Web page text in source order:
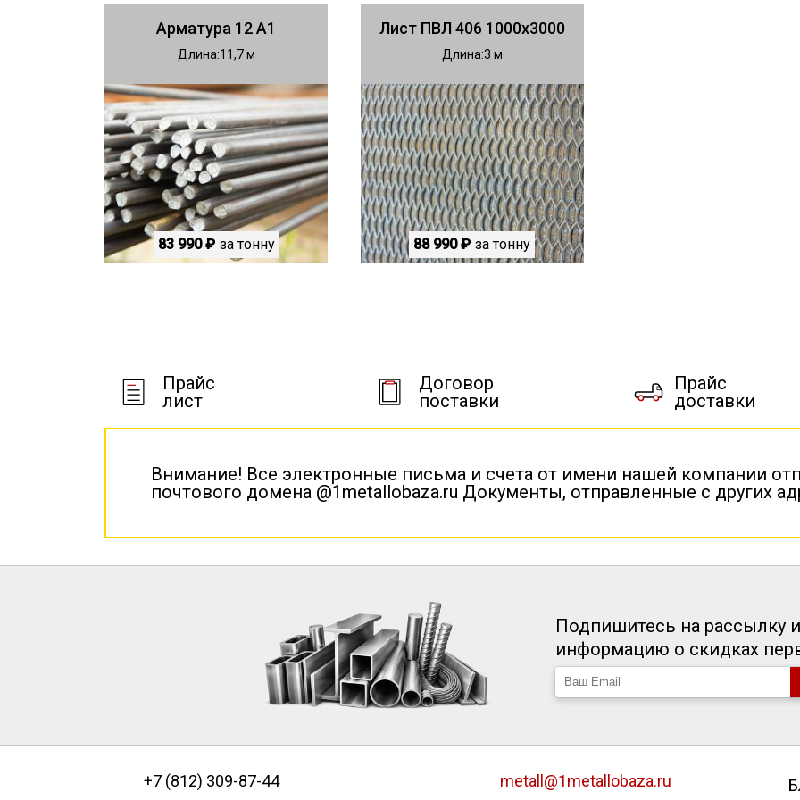
Арматура 12 А1
Длина 11,7
83 990 ₽ за тонну
Лист ПВЛ 406 1000х3000
Длина 3
88 990 ₽ за тонну
Прайс
лист
Договор
поставки
Прайс
доставки
Внимание! Все электронные письма и счета от имени нашей компании
почтового домена @1metallobaza.ru Документы, отправленные с других
Подпишитесь на рассылку
информацию о скидках
+7 (812) 309-87-44 metall@1metallobaza.ru